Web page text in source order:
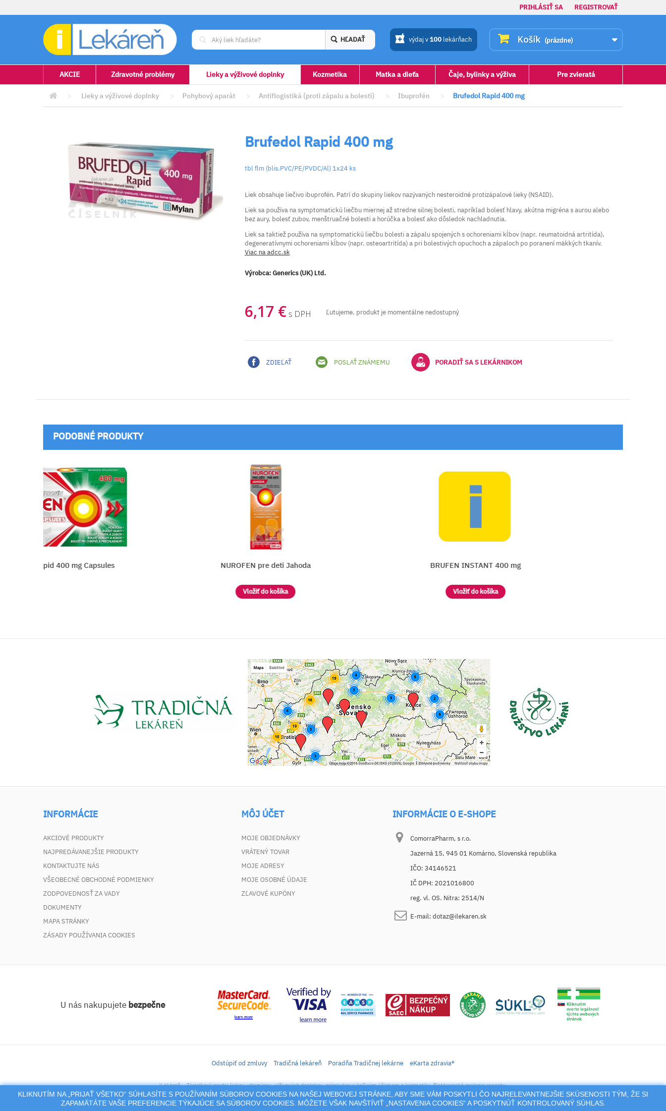
PRIHLÁSIŤ SA REGISTROVAŤ
Košík (prázdne)
HĽADAŤ výdaj v100 lekárňach
AKCIE Zdravotné problémy Lieky a výživové doplnky Kozmetika Matka a dieťa Čaje, bylinky a výživa Pre zvieratá
> Lieky a výživové doplnky > Pohybový aparát > Antiflogistiká (proti zápalu a bolesti) > Ibuprofén > Brufedol Rapid 400 mg
Brufedol Rapid 400 mg
tbl flm (blis.PVC/PE/PVDC/Al) 1x24 ks
Liek obsahuje liečivo ibuprofén. Patrí do skupiny liekov nazývaných nesteroidné protizápalové lieky (NSAID).
Liek sa používa na symptomatickú liečbu miernej až stredne silnej bolesti, napríklad bolesť hlavy, akútna migréna s aurou alebo
bez aury, bolesť zubov, menštruačné bolesti a horúčka a bolesť ako dôsledok nachladnutia.
Liek sa taktiež používa na symptomatickú liečbu bolesti a zápalu spojených s ochoreniami kĺbov (napr. reumatoidná artritída),
degeneratívnymi ochoreniami kĺbov (napr. osteoartritída) a pri bolestivých opuchoch a zápaloch po poranení mäkkých tkanív.
Viac na adcc.sk
Výrobca:Generics (UK) Ltd.
6,17 € s DPH Ľutujeme, produkt je momentálne nedostupný
ZDIEĽAŤ POSLAŤ ZNÁMEMU PORADIŤ SA S LEKÁRNIKOM
PODOBNÉ PRODUKTY
NUROFEN pre deti Jahoda BRUFEN INSTANT 400 mg
INFORMÁCIE
AKCIOVÉ PRODUKTY
NAJPREDÁVANEJŠIE PRODUKTY
KONTAKTUJTE NÁS
VŠEOBECNÉ OBCHODNÉ PODMIENKY
ZODPOVEDNOSŤ ZA VADY
DOKUMENTY
MAPA STRÁNKY
ZÁSADY POUŽÍVANIA COOKIES
MÔJ ÚČET
MOJE OBJEDNÁVKY
VRÁTENÝ TOVAR
MOJE ADRESY
MOJE OSOBNÉ ÚDAJE
ZĽAVOVÉ KUPÓNY
INFORMÁCIE O E-SHOPE
ComorraPharm, s r.o.
Jazerná 15, 945 01 Komárno, Slovenská republika
IČO: 34146521
IČ DPH: 2021016800
reg. vl. OS. Nitra: 2514/N
E-mail: dotaz@ilekaren.sk
KLIKNUTÍM NA „PRIJAŤ VŠETKO“ SÚHLASÍTE S POUŽÍVANÍM SÚBOROV COOKIES NA NAŠEJ WEBOVEJ STRÁNKE, ABY SME VÁM POSKYTLI ČO NAJRELEVANTNEJŠIE SKÚSENOSTI TÝM, ŽE SI
ZAPAMÄTÁTE VAŠE PREFERENCIE TÝKAJÚCE SA SÚBOROV COOKIES. MÔŽETE VŠAK NAVŠTÍVIŤ „NASTAVENIA COOKIES“ A POSKYTNÚŤ KONTROLOVANÝ SÚHLAS.
U nás nakupujete bezpečne
Odstúpiť od zmluvy Tradičná lekáreň Poradňa Tradičnej lekárne eKarta zdravia®
iLekáreň – Zásielkový predaj liekov, vitamínov, výživových doplnkov, prípravkov s liečivým účinkom a kozmetiky. Elektronické zaslanie receptu.
Na tento portál sa vzťahujú autorské práva a akákoľvek jeho reprodukcia (používanie, kopírovanie, šírenie a pod.),
alebo reprodukcia jeho časti (prevzatie obrázkov, textov a pod.) podlieha predošlému písomnému súhlasu jeho vlastníka.